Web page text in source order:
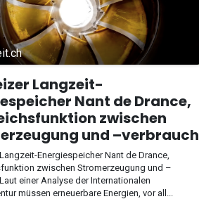
Langzeit-
Nant de Drance,
zwischen
und –verbrauch
Energiespeicher Nant de Drance,
zwischen Stromerzeugung und –
einer Analyse der Internationalen
müssen erneuerbare Energien, vor all...